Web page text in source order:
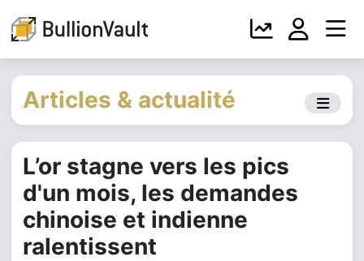
Articles & actualité
L’or stagne vers les pics
d'un mois, les demandes
chinoise et indienne
ralentissent